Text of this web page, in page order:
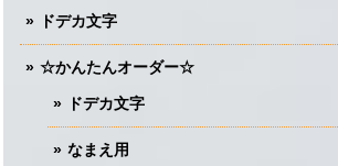
ドデカ文字
☆かんたんオーダー☆
ドデカ文字
なまえ用